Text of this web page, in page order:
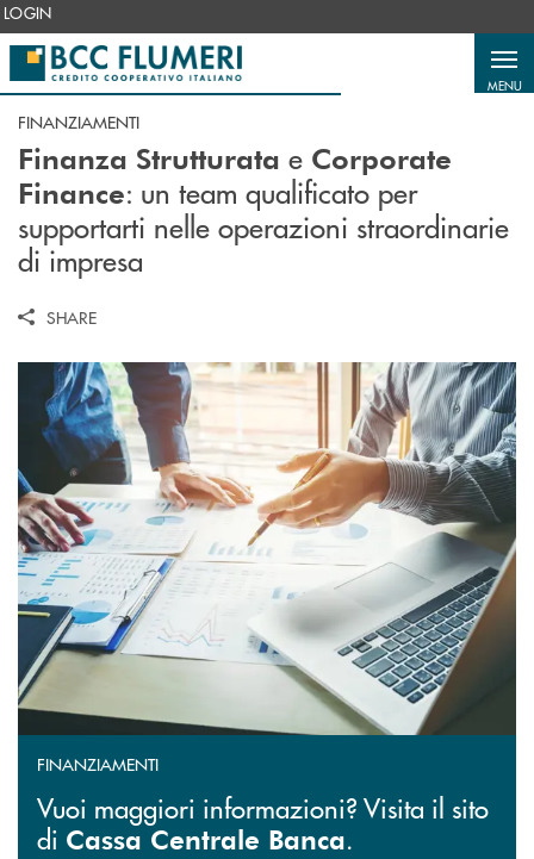
Salta al contenuto principale
LOGIN
MENU
FINANZIAMENTI
Finanza Strutturata e Corporate
Finance: un team qualificato per
supportarti nelle operazioni straordinarie
di impresa
SHARE
FINANZIAMENTI
Vuoi maggiori informazioni? Visita il sito
di Cassa Centrale Banca.